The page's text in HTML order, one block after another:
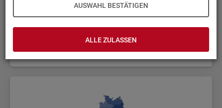
AUSWAHL BESTÄTIGEN
ALLE ZULASSEN
Bund, Län­der und Krei­se
Politische Gebietsstruktur